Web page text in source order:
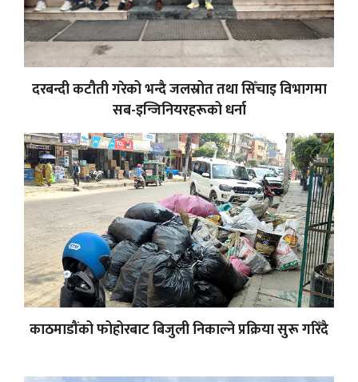
दरबन्दी कटौती गरेको भन्दै जलस्रोत तथा सिँचाइ विभागमा
सब-इन्जिनियरहरूको धर्ना
काठमाडौंको फोहोरबाट बिजुली निकाल्ने प्रक्रिया सुरू गरिँदै